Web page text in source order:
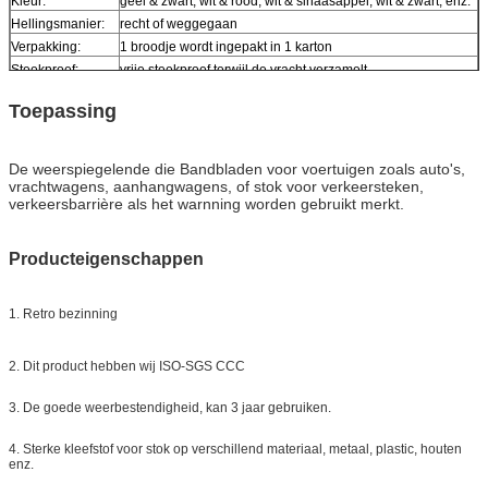
Hellingsmanier:
recht of weggegaan
Verpakking:
1 broodje wordt ingepakt in 1 karton
Steekproef:
vrije steekproef terwijl de vracht verzamelt
Toepassing
De weerspiegelende die Bandbladen voor voertuigen zoals auto's,
vrachtwagens, aanhangwagens, of stok voor verkeersteken,
verkeersbarrière als het warnning worden gebruikt merkt.
Producteigenschappen
1. Retro bezinning
2. Dit product hebben wij ISO-SGS CCC
3. De goede weerbestendigheid, kan 3 jaar gebruiken.
4. Sterke kleefstof voor stok op verschillend materiaal, metaal, plastic, houten
enz.